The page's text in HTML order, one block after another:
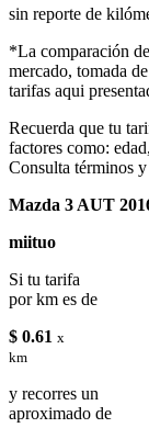
sin reporte de
*La comparación
mercado, tomada
tarifas aqui
Recuerda que tu
factores como:
Consulta términos
Mazda 3 AUT
miituo
Si tu tarifa
por km es de
$ 0.61 x
km
y recorres un
aproximado de